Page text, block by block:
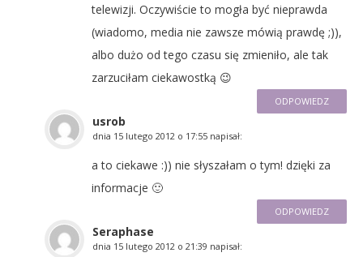
telewizji. Oczywiście to mogła być nieprawda
(wiadomo, media nie zawsze mówią prawdę ;)),
albo dużo od tego czasu się zmieniło, ale tak
zarzuciłam ciekawostką 😉
ODPOWIEDZ
usrob
dnia 15 lutego 2012 o 17:55 napisał:
a to ciekawe :)) nie słyszałam o tym! dzięki za
informacje 🙂
ODPOWIEDZ
Seraphase
dnia 15 lutego 2012 o 21:39 napisał: